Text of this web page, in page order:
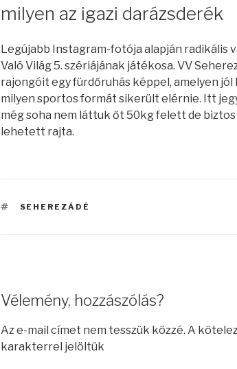
milyen az igazi darázsderék
Legújabb Instagram-fotója alapján radikális
Való Világ 5. szériájának játékosa. VV
rajongóit egy fürdőruhás képpel, amelyen jól
milyen sportos formát sikerült elérnie. Itt
még soha nem láttuk őt 50kg felett de
lehetett rajta.
CÍMKÉK
SEHEREZÁDÉ
Vélemény, hozzászólás?
Az e-mail címet nem tesszük közzé. A
karakterrel jelöltük